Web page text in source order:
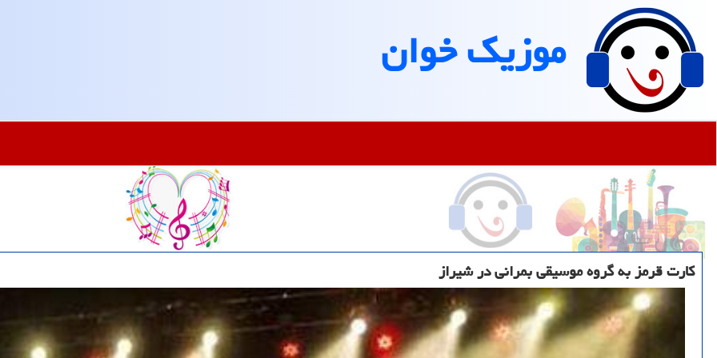
موزیك خوان
کارت قرمز به گروه موسیقی بمرانی در شیراز